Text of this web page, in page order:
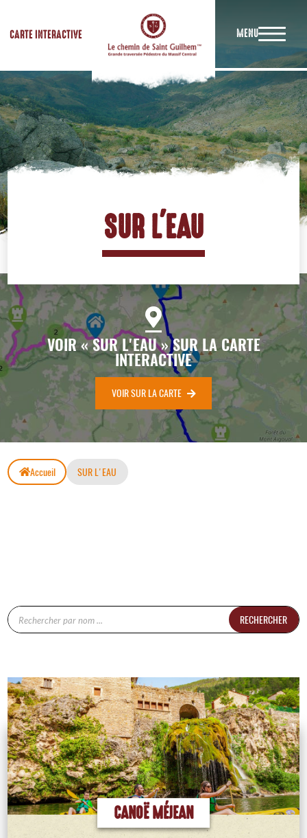
CARTE INTERACTIVE MENU
SUR L'EAU
VOIR « SUR L'EAU » SUR LA CARTE
INTERACTIVE
VOIR SUR LA CARTE
Accueil SUR L'EAU
RECHERCHER
CANOË MÉJEAN